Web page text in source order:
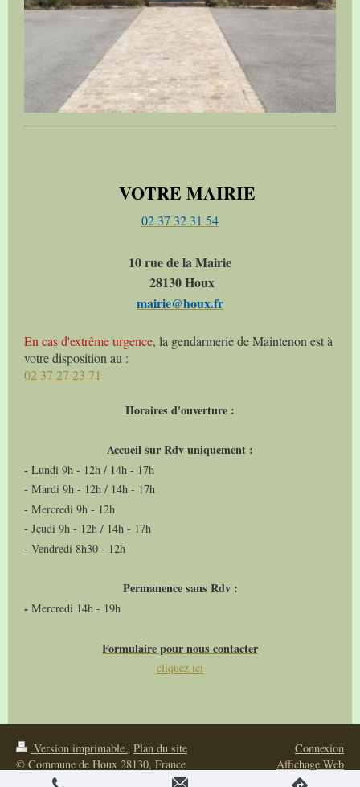
VOTRE MAIRIE
02 37 32 31 54
10 rue de la Mairie
28130 Houx
mairie@houx.fr
En cas d'extrême urgence, la gendarmerie de Maintenon est à
votre disposition au :
02 37 27 23 71
Horaires d'ouverture :
Accueil sur Rdv uniquement :
- Lundi 9h - 12h / 14h - 17h
- Mardi 9h - 12h / 14h - 17h
- Mercredi 9h - 12h
- Jeudi 9h - 12h / 14h - 17h
- Vendredi 8h30 - 12h
Permanence sans Rdv :
- Mercredi 14h - 19h
Formulaire pour nous contacter
cliquez ici
Version imprimable | Plan du site
© Commune de Houx 28130, France
Connexion
Affichage Web